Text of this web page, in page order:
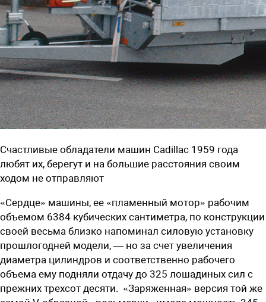
Счастливые обладатели машин Cadillac 1959 года
любят их, берегут и на большие расстояния своим
ходом не отправляют
«Сердце» машины, ее «пламенный мотор» рабочим
объемом 6384 кубических сантиметра, по конструкции
своей весьма близко напоминал силовую установку
прошлогодней модели, — но за счет увеличения
диаметра цилиндров и соответственно рабочего
объема ему подняли отдачу до 325 лошадиных сил с
прежних трехсот десяти. «Заряженная» версия той же